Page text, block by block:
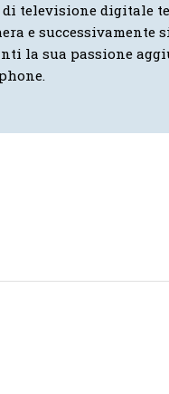
televisione digitale
e
la sua passione